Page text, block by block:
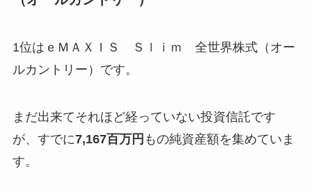
1位はｅＭＡＸＩＳ Ｓｌｉｍ 全世界株式（オー
ルカントリー）です。
まだ出来てそれほど経っていない投資信託です
が、すでに7,167百万円 もの純資産額を集めていま
す。